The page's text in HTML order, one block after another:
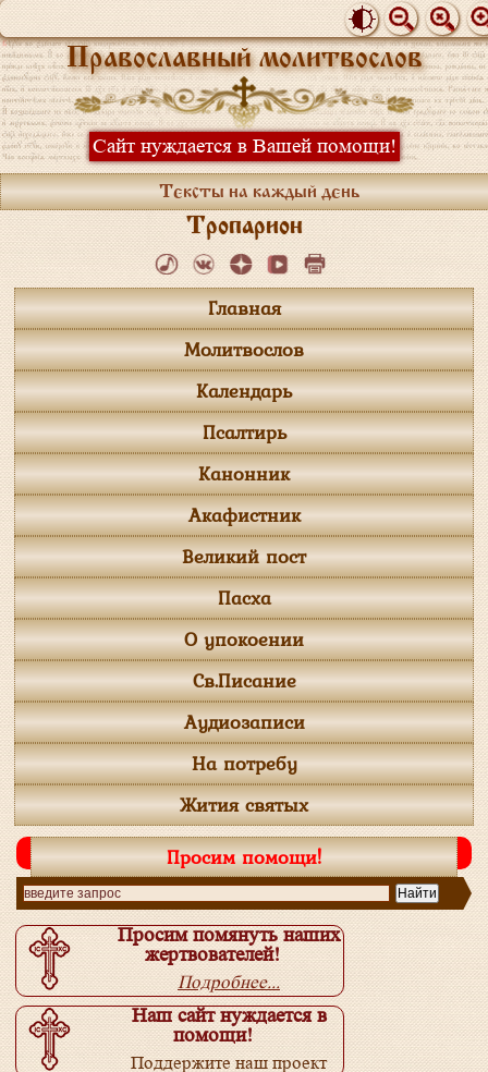
Православный молитвослов
Сайт нуждается в Вашей помощи!
Тексты на каждый день
Тропарион
Главная
Молитвослов
Календарь
Псалтирь
Канонник
Акафистник
Великий пост
Пасха
О упокоении
Св.Писание
Аудиозаписи
На потребу
Жития святых
Просим помощи!
Просим помянуть наших
жертвователей!
Подробнее...
Наш сайт нуждается в
помощи!
Поддержите наш проект